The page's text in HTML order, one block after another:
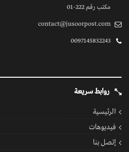
مكتب رقم 222-01
contact@jusoorpost.com
0097145832243
روابط سريعة
الرئيسية
فيديوهات
إتصل بنا